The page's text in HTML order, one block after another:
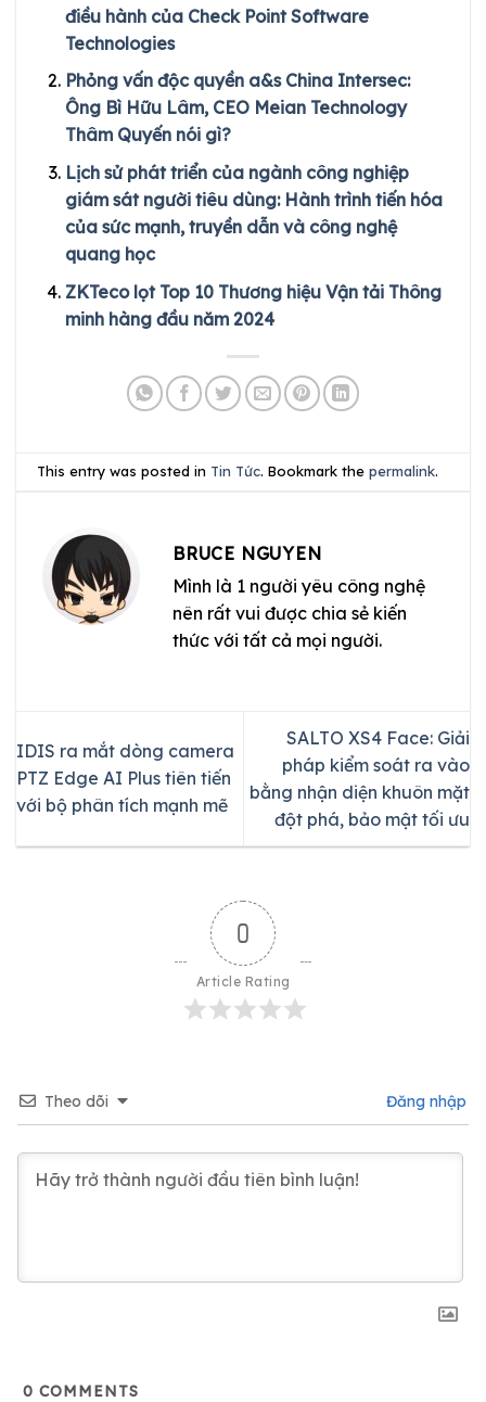
điều hành của Check Point Software
Technologies
Phỏng vấn độc quyền a&s China Intersec:
Ông Bì Hữu Lâm, CEO Meian Technology
Thâm Quyến nói gì?
Lịch sử phát triển của ngành công nghiệp
giám sát người tiêu dùng: Hành trình tiến hóa
của sức mạnh, truyền dẫn và công nghệ
quang học
ZKTeco lọt Top 10 Thương hiệu Vận tải Thông
minh hàng đầu năm 2024
This entry was posted in Tin Tức. Bookmark thepermalink.
BRUCE NGUYEN
Mình là 1 người yêu công nghệ
nên rất vui được chia sẻ kiến
thức với tất cả mọi người.
IDIS ra mắt dòng camera
PTZ Edge AI Plus tiên tiến
với bộ phân tích mạnh mẽ
SALTO XS4 Face: Giải
pháp kiểm soát ra vào
bằng nhận diện khuôn mặt
đột phá, bảo mật tối ưu
0
Article Rating
Theo dõi Đăng nhập
0 COMMENTS